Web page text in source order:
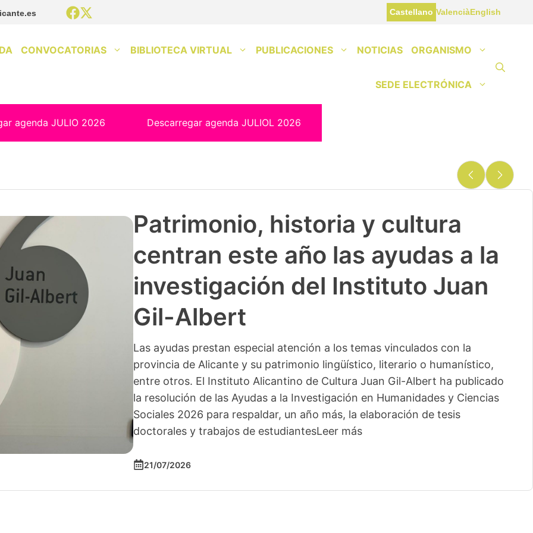
Castellano ValenciàEnglish
CONVOCATORIAS BIBLIOTECA VIRTUAL PUBLICACIONES NOTICIAS ORGANISMO
SEDE ELECTRÓNICA
agenda JULIO 2026 Descarregar agenda JULIOL 2026
Patrimonio, historia y cultura
centran este año las ayudas a la
investigación del Instituto Juan
Gil-Albert
Las ayudas prestan especial atención a los temas vinculados con la
provincia de Alicante y su patrimonio lingüístico, literario o humanístico,
entre otros. El Instituto Alicantino de Cultura Juan Gil-Albert ha publicado
la resolución de las Ayudas a la Investigación en Humanidades y Ciencias
Sociales 2026 para respaldar, un año más, la elaboración de tesis
doctorales y trabajos de estudiantesLeer más
21/07/2026